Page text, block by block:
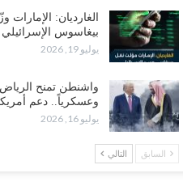
الانتقالي يناقش تشكيل
وتلميحات إماراتية إلى انتقال
1, 2026
اختفاء وزيرة واستقالة آخر وصراع
تعصف بحكومة عدن..!
1, 2026
الغارديان: الإمارات
بيغاسوس
يوليو 19, 2026
واشنطن تمنح
وعسكرياً.. دعم
يوليو 16, 2026
السابق التالي